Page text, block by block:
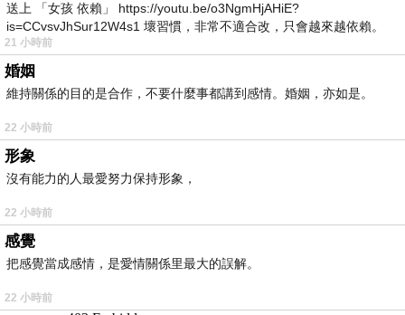
送上 「女孩 依賴」 https://youtu.be/o3NgmHjAHiE?
is=CCvsvJhSur12W4s1 壞習慣，非常不適合改，只會越來越依賴。
我害怕的
21 小時前
婚姻
維持關係的目的是合作，不要什麼事都講到感情。婚姻，亦如是。
22 小時前
形象
沒有能力的人最愛努力保持形象，
22 小時前
感覺
把感覺當成感情，是愛情關係里最大的誤解。
22 小時前